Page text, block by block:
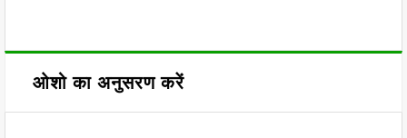
ओशो का अनुसरण करें